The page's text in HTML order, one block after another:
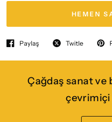
HEMEN
Paylaş Twitle
Çağdaş sanat